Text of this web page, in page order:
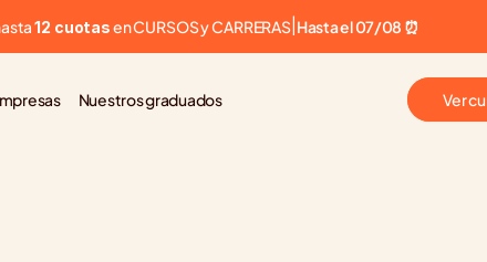
12 cuotas en CURSOS y CARRERAS Hasta el 07/08 ⏰
Nuestros graduados Ver